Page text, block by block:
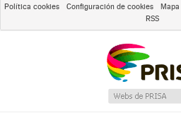
Política cookies
Configuración de cookies Mapa
RSS